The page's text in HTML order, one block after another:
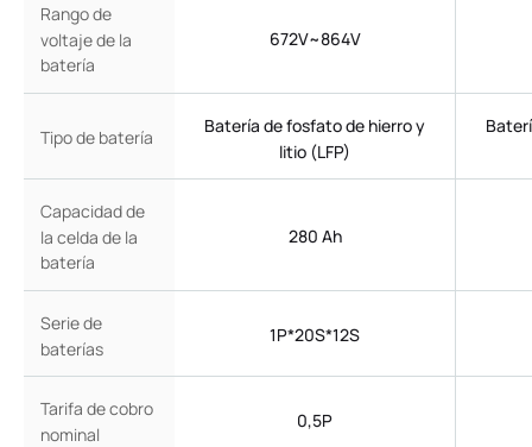
Rango de
voltaje de la
batería
672V~864V
Tipo de batería
Batería de fosfato de hierro y
litio (LFP)
Capacidad de
la celda de la
batería
280 Ah
Serie de
baterías
1P*20S*12S
Tarifa de cobro
nominal
0,5P